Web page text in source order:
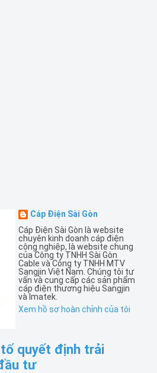
Cáp Điện Sài Gòn
Cáp Điện Sài Gòn là website
chuyên kinh doanh cáp điện
công nghiệp, là website chung
của Công ty TNHH Sài Gòn
Cable và Công ty TNHH MTV
Sangjin Việt Nam. Chúng tôi tư
vấn và cung cấp các sản phẩm
cáp điện thương hiệu Sangjin
và Imatek.
Xem hồ sơ hoàn chỉnh của tôi
quyết định trải
tư